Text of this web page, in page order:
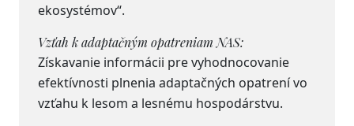
ekosystémov“.
Vzťah k adaptačným opatreniam NAS:
Získavanie informácii pre vyhodnocovanie
efektívnosti plnenia adaptačných opatrení vo
vzťahu k lesom a lesnému hospodárstvu.